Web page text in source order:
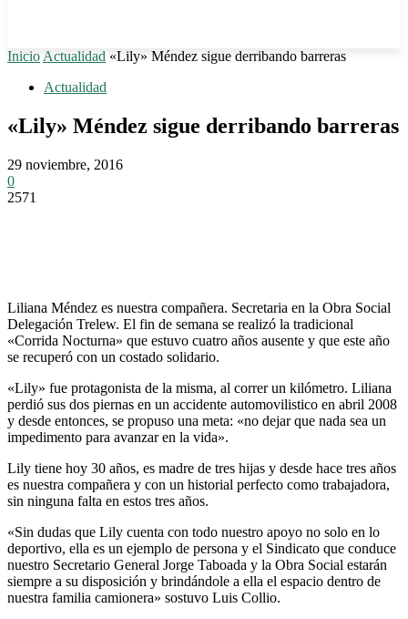
Inicio Actualidad «Lily» Méndez sigue derribando barreras
Actualidad
«Lily» Méndez sigue derribando barreras
29 noviembre, 2016
0
2571
Liliana Méndez es nuestra compañera. Secretaria en la Obra Social
Delegación Trelew. El fin de semana se realizó la tradicional
«Corrida Nocturna» que estuvo cuatro años ausente y que este año
se recuperó con un costado solidario.
«Lily» fue protagonista de la misma, al correr un kilómetro. Liliana
perdió sus dos piernas en un accidente automovilistico en abril 2008
y desde entonces, se propuso una meta: «no dejar que nada sea un
impedimento para avanzar en la vida».
Lily tiene hoy 30 años, es madre de tres hijas y desde hace tres años
es nuestra compañera y con un historial perfecto como trabajadora,
sin ninguna falta en estos tres años.
«Sin dudas que Lily cuenta con todo nuestro apoyo no solo en lo
deportivo, ella es un ejemplo de persona y el Sindicato que conduce
nuestro Secretario General Jorge Taboada y la Obra Social estarán
siempre a su disposición y brindándole a ella el espacio dentro de
nuestra familia camionera» sostuvo Luis Collio.